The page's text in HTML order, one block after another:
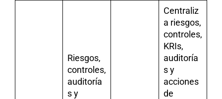
Riesgos,
controles,
auditoría
s y
Centraliz
a riesgos,
controles,
KRIs,
auditoría
s y
acciones
de